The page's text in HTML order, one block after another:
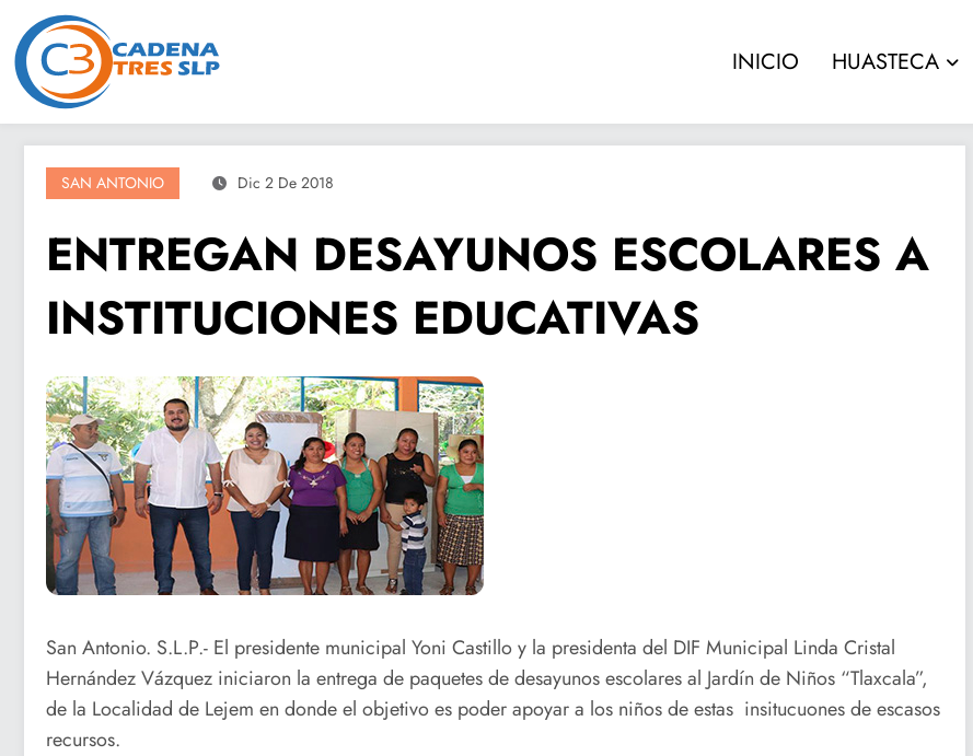
contenido
INICIO HUASTECA
SAN ANTONIO Dic 2 De 2018
ENTREGAN DESAYUNOS ESCOLARES A
INSTITUCIONES EDUCATIVAS
San Antonio. S.L.P.- El presidente municipal Yoni Castillo y la presidenta del DIF Municipal Linda Cristal
Hernández Vázquez iniciaron la entrega de paquetes de desayunos escolares al Jardín de Niños “Tlaxcala”,
de la Localidad de Lejem en donde el objetivo es poder apoyar a los niños de estas insitucuones de escasos
recursos.